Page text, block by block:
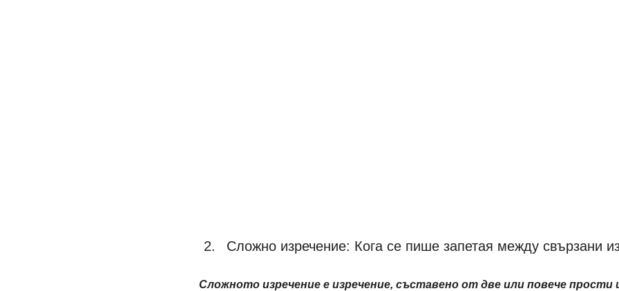
Сложно изречение: Кога се пише запетая между свързани
Сложното изречение е изречение, съставено от две или повече прости